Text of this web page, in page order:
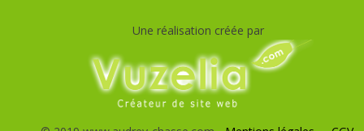
Une réalisation créée par